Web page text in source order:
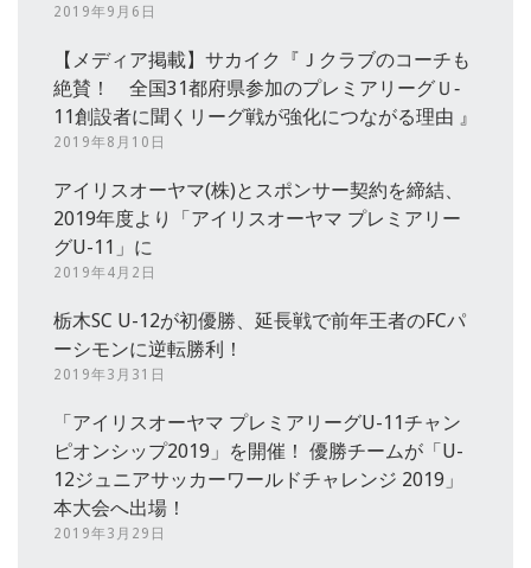
2019年9月6日
【メディア掲載】サカイク『Ｊクラブのコーチも
絶賛！ 全国31都府県参加のプレミアリーグＵ‐
11創設者に聞くリーグ戦が強化につながる理由 』
2019年8月10日
アイリスオーヤマ(株)とスポンサー契約を締結、
2019年度より「アイリスオーヤマ プレミアリー
グU-11」に
2019年4月2日
栃木SC U-12が初優勝、延長戦で前年王者のFCパ
ーシモンに逆転勝利！
2019年3月31日
「アイリスオーヤマ プレミアリーグU-11チャン
ピオンシップ2019」を開催！ 優勝チームが「U-
12ジュニアサッカーワールドチャレンジ 2019」
本大会へ出場！
2019年3月29日